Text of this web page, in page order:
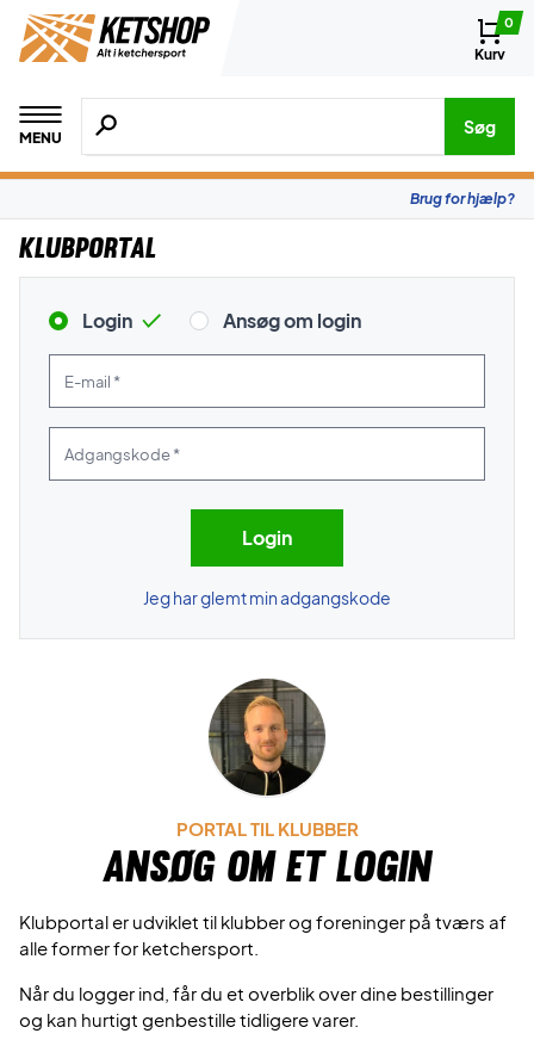
0
Kurv
MENU
Søg efter produkter, mærker etc.
Søg
Brug for hjælp?
Klubportal
Login Ansøg om login
Jeg har glemt min adgangskode
PORTAL TIL KLUBBER
Ansøg om et login
Klubportal er udviklet til klubber og foreninger på tværs af
alle former for ketchersport.
Når du logger ind, får du et overblik over dine bestillinger
og kan hurtigt genbestille tidligere varer.